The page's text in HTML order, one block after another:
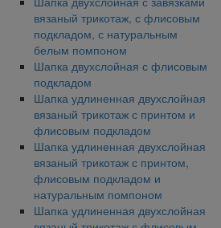
вязаный трикотаж, с флисовым
подкладом, с натуральным
белым помпоном
Шапка двухслойная с флисовым
подкладом
Шапка удлиненная двухслойная
вязаный трикотаж с принтом и
флисовым подкладом
Шапка удлиненная двухслойная
вязаный трикотаж с принтом,
флисовым подкладом и
натуральным помпоном
Шапка удлиненная двухслойная